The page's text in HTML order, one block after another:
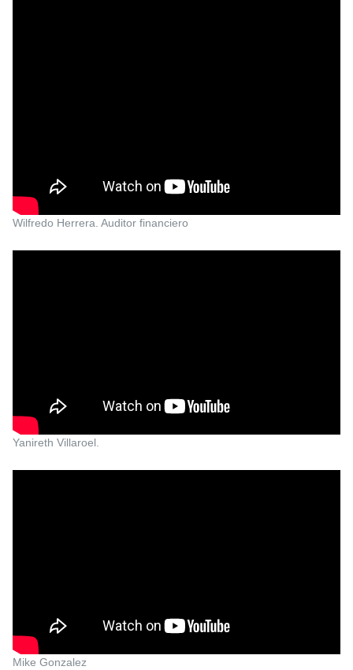
Wilfredo Herrera. Auditor financiero
Yanireth Villaroel.
Mike Gonzalez